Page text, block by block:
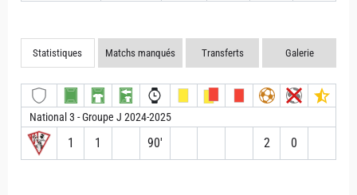
Statistiques Matchs manqués Transferts Galerie
National 3 - Groupe J 2024-2025
1 1 90′ 2 0